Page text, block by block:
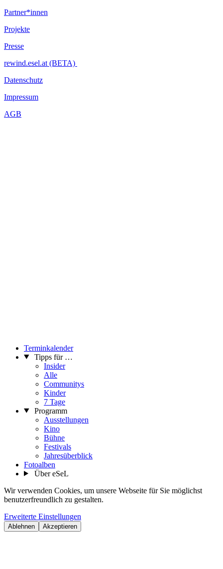
Partner*innen
Projekte
Presse
rewind.esel.at (BETA)
Datenschutz
Impressum
AGB
Terminkalender
Tipps für …
Insider
Alle
Communitys
Kinder
7 Tage
Programm
Ausstellungen
Kino
Bühne
Festivals
Jahresüberblick
Fotoalben
Über eSeL
Wir verwenden Cookies, um unsere Webseite für Sie möglichst
benutzerfreundlich zu gestalten.
Erweiterte Einstellungen
Ablehnen Akzeptieren